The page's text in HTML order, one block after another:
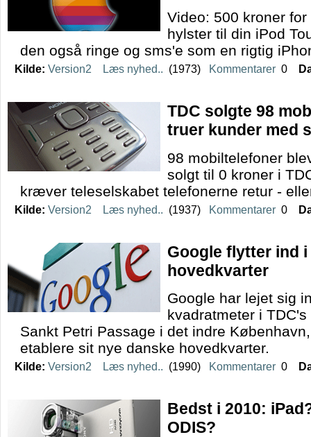
Video: 500 kroner
hylster til din iPod
den også ringe og sms'e som en rigtig
Kilde: Version2 Læs nyhed.. (1973) Kommentarer 0
TDC solgte 98
truer kunder med
98 mobiltelefoner
solgt til 0 kroner i
kræver teleselskabet telefonerne retur -
Kilde: Version2 Læs nyhed.. (1937) Kommentarer 0
Google flytter ind i
hovedkvarter
Google har lejet sig
kvadratmeter i
Sankt Petri Passage i det indre
etablere sit nye danske hovedkvarter.
Kilde: Version2 Læs nyhed.. (1990) Kommentarer 0
Bedst i 2010:
ODIS?